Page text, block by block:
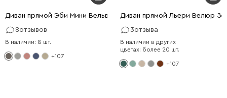
Диван прямой Эби Мини Вельвет Серый
8отзывов
В наличии: 8 шт.
+107
Диван прямой Льери Велюр
3отзыва
В наличии в других
цветах: более 20 шт.
+107